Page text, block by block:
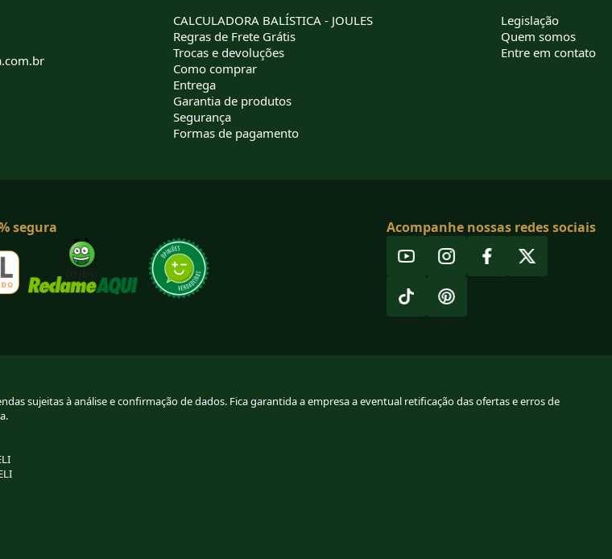
CALCULADORA BALÍSTICA - JOULES
Regras de Frete Grátis
Trocas e devoluções
Como comprar
Entrega
Garantia de produtos
Segurança
Formas de pagamento
Legislação
Quem somos
Entre em contato
segura Acompanhe nossas redes sociais
sujeitas à análise e confirmação de dados. Fica garantida a empresa a eventual retificação das ofertas e erros de